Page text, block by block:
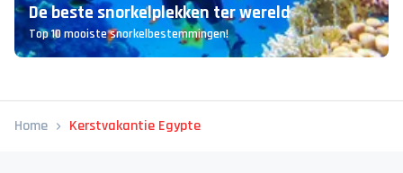
De beste snorkelplekken ter wereld
Top 10 mooiste snorkelbestemmingen!
Home Kerstvakantie Egypte